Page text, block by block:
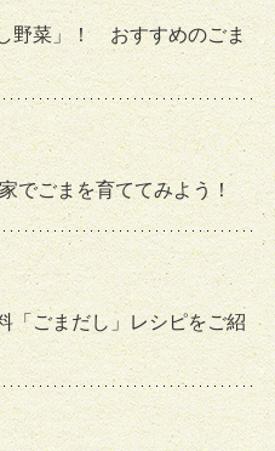
野菜」！ おすすめのごま
でごまを育ててみよう！
「ごまだし」レシピをご紹